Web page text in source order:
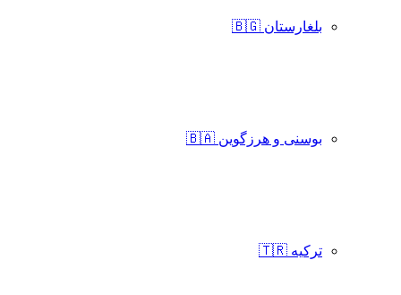
بلغارستان 🇧🇬
بوسنی و هرزگوین 🇧🇦
ترکیه 🇹🇷